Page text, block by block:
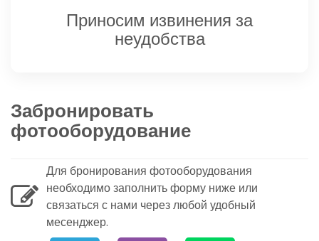
Приносим извинения за
неудобства
Забронировать
фотооборудование
Для бронирования фотооборудования
необходимо заполнить форму ниже или
связаться с нами через любой удобный
месенджер.